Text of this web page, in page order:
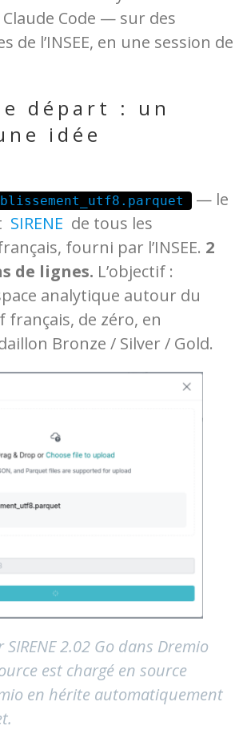
Code — sur des
de l’INSEE, en une session de
départ : un
idée
— le
SIRENE de tous les
fourni par l’INSEE. 2
de lignes. L’objectif :
analytique autour du
français, de zéro, en
Bronze / Silver / Gold.
2.02 Go dans Dremio
est chargé en source
en hérite automatiquement